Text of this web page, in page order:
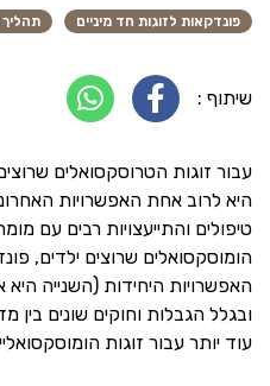
פונדקאות לזוגות חד מיניים תהליך
שיתוף :
עבור זוגות הטרוסקסואלים
היא לרוב אחת האפשרויות
טיפולים והתייעצויות רבים עם
הומוסקסואלים שרוצים ילדים,
האפשרויות היחידות (השנייה
ובגלל הגבלות וחוקים שונים בין
עוד יותר עבור זוגות